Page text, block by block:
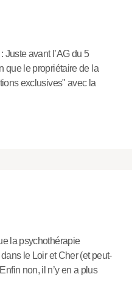
Juste avant l’AG du 5
que le propriétaire de la
exclusives" avec la
la psychothérapie
le Loir et Cher (et peut-
non, il n’y en a plus